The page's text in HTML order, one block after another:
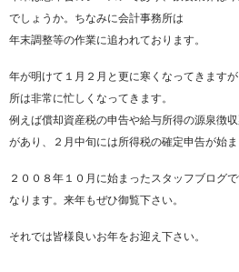
でしょうか。ちなみに会計事務所は
年末調整等の作業に追われております。
年が明けて１月２月と更に寒くなってきます
所は非常に忙しくなってきます。
例えば償却資産税の申告や給与所得の源泉徴
があり、２月中旬には所得税の確定申告が始ま
２００８年１０月に始まったスタッフブログ
なります。来年もぜひ御覧下さい。
それでは皆様良いお年をお迎え下さい。